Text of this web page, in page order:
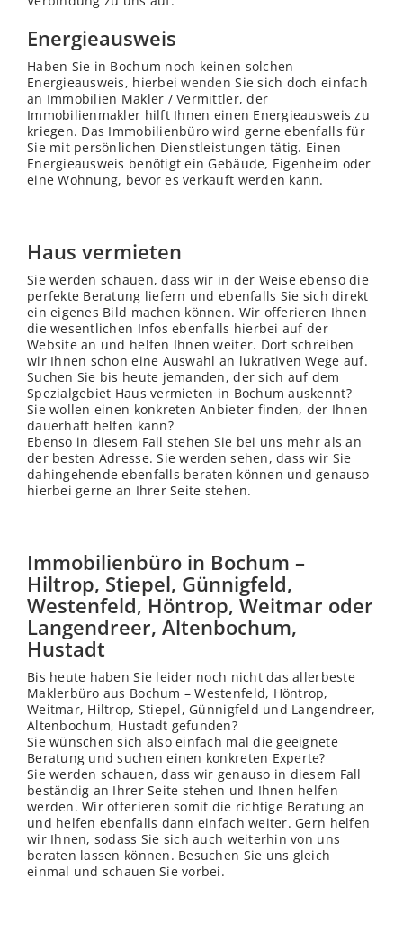
Energieausweis
Haben Sie in Bochum noch keinen solchen
Energieausweis, hierbeiwenden Sie sich doch einfach
an Immobilien Makler / Vermittler, der
Immobilienmakler hilft Ihnen einen Energieausweis zu
kriegen. Das Immobilienbüro wird gerne ebenfalls für
Sie mit persönlichen Dienstleistungen tätig. Einen
Energieausweis benötigt ein Gebäude, Eigenheim oder
eine Wohnung, bevor es verkauft werden kann.
Haus vermieten
Sie werden schauen, dass wir in der Weise ebenso die
perfekte Beratung liefern und ebenfalls Sie sich direkt
ein eigenes Bild machen können. Wir offerieren Ihnen
die wesentlichen Infos ebenfalls hierbei auf der
Website an und helfen Ihnen weiter. Dort schreiben
wir Ihnen schon eine Auswahl an lukrativen Wege auf.
Suchen Sie bis heute jemanden, der sich auf dem
Spezialgebiet Haus vermieten in Bochum auskennt?
Sie wollen einen konkreten Anbieter finden, der Ihnen
dauerhaft helfen kann?
Ebenso in diesem Fall stehen Sie bei uns mehr als an
der besten Adresse. Sie werden sehen, dass wir Sie
dahingehende ebenfalls beraten können und genauso
hierbei gerne an Ihrer Seite stehen.
Immobilienbüro in Bochum –
Hiltrop, Stiepel, Günnigfeld,
Westenfeld, Höntrop, Weitmar oder
Langendreer, Altenbochum,
Hustadt
Bis heute haben Sie leider noch nicht das allerbeste
Maklerbüro aus Bochum – Westenfeld, Höntrop,
Weitmar, Hiltrop, Stiepel, Günnigfeld und Langendreer,
Altenbochum, Hustadt gefunden?
Sie wünschen sich also einfach mal die geeignete
Beratung und suchen einen konkreten Experte?
Sie werden schauen, dass wir genauso in diesem Fall
beständig an Ihrer Seite stehen und Ihnen helfen
werden. Wir offerieren somit die richtige Beratung an
und helfen ebenfalls dann einfach weiter. Gern helfen
wir Ihnen, sodass Sie sich auch weiterhin von uns
beraten lassen können. Besuchen Sie uns gleich
einmal und schauen Sie vorbei.